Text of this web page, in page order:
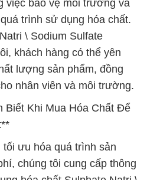
việc bảo vệ môi trường và
trình sử dụng hóa chất.
\ Sodium Sulfate
khách hàng có thể yên
lượng sản phẩm, đồng
nhân viên và môi trường.
Biết Khi Mua Hóa Chất Để
ưu hóa quá trình sản
chúng tôi cung cấp thông